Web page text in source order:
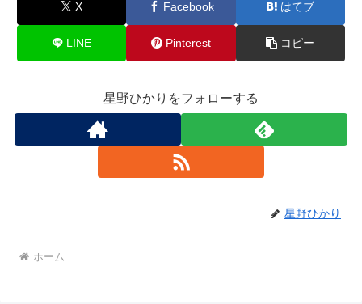
X Facebook はてブ
LINE Pinterest コピー
星野ひかりをフォローする
星野ひかり
ホーム